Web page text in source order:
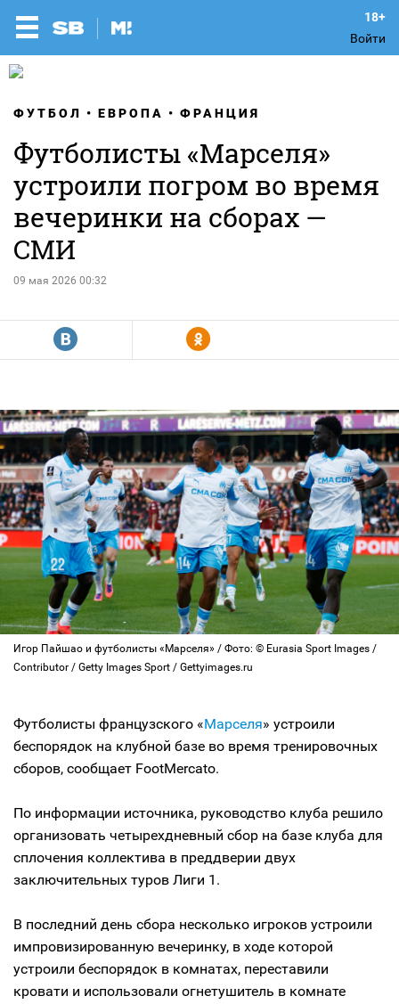
Войти
ФУТБОЛ ЕВРОПА ФРАНЦИЯ
Футболисты «Марселя»
устроили погром во время
вечеринки на сборах —
СМИ
09 мая 2026 00:32
R Y
Игор Пайшао и футболисты «Марселя» / Фото: © Eurasia Sport Images /
Contributor / Getty Images Sport / Gettyimages.ru
Футболисты французского «Марселя» устроили
беспорядок на клубной базе во время тренировочных
сборов, сообщает FootMercato.
По информации источника, руководство клуба решило
организовать четырехдневный сбор на базе клуба для
сплочения коллектива в преддверии двух
заключительных туров Лиги 1.
В последний день сбора несколько игроков устроили
импровизированную вечеринку, в ходе которой
устроили беспорядок в комнатах, переставили
кровати и использовали огнетушитель в комнате